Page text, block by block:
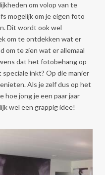
om volop van te
mogelijk om je eigen foto
Dit wordt ook wel
om te ontdekken wat er
om te zien wat er allemaal
dat het fotobehang op
inkt? Op die manier
Als je zelf dus op het
hoe jong je een paar jaar
wel een grappig idee!